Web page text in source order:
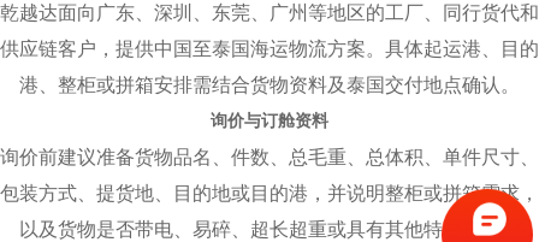
乾越达面向广东、深圳、东莞、广州等地区的工厂、同行货代和
供应链客户，提供中国至泰国海运物流方案。具体起运港、目的
港、整柜或拼箱安排需结合货物资料及泰国交付地点确认。
询价与订舱资料
询价前建议准备货物品名、件数、总毛重、总体积、单件尺寸、
包装方式、提货地、目的地或目的港，并说明整柜或拼箱需求，
以及货物是否带电、易碎、超长超重或具有其他特殊属性。